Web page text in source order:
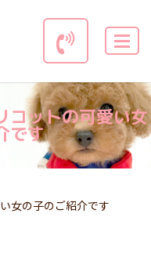
コットの可愛い女
です
女の子のご紹介です